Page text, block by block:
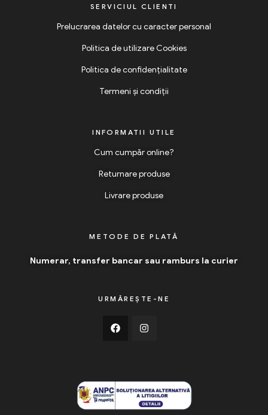
SERVICIUL CLIENTI
Prelucrarea datelor cu caracter personal
Politica de utilizare Cookies
Politica de confidențialitate
Termeni și condiții
INFORMATII UTILE
Cum cumpăr online?
Returnare produse
Livrare produse
METODE DE PLATĂ
Numerar, transfer bancar sau ramburs la curier
URMĂREȘTE-NE